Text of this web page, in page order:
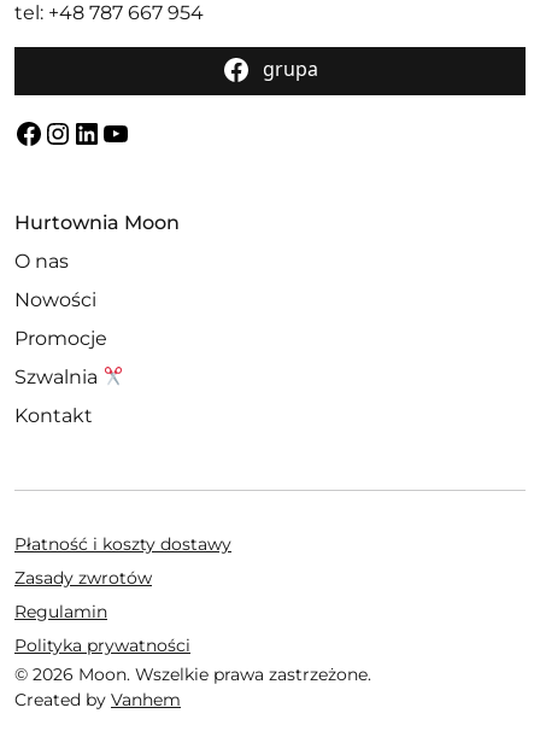
tel: +48 787 667 954
grupa
Facebook
Instagram
LinkedIn
YouTube
Hurtownia Moon
O nas
Nowości
Promocje
Szwalnia
Kontakt
© 2026 Moon. Wszelkie prawa zastrzeżone.
Created by Vanhem
Płatność i koszty dostawy
Zasady zwrotów
Regulamin
Polityka prywatności